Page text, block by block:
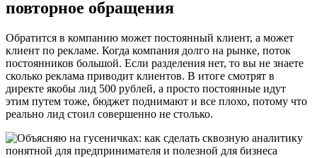
повторное обращения
Обратится в компанию может постоянный клиент, а может
клиент по рекламе. Когда компания долго на рынке, поток
постоянников большой. Если разделения нет, то вы не знаете
сколько реклама приводит клиентов. В итоге смотрят в
директе якобы лид 500 рублей, а просто постоянные идут
этим путем тоже, бюджет поднимают и все плохо, потому что
реально лид стоил совершенно не столько.